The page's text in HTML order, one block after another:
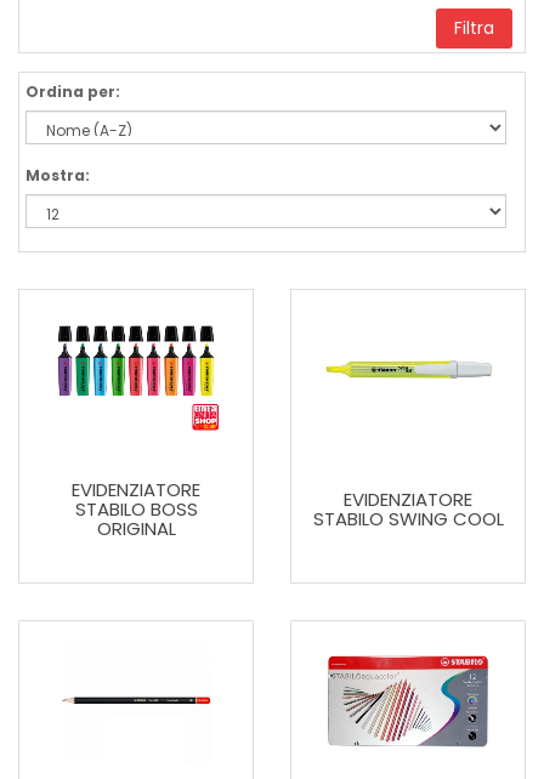
Filtra
Ordina per:
Mostra:
EVIDENZIATORE
STABILO BOSS
ORIGINAL
EVIDENZIATORE
STABILO SWING COOL